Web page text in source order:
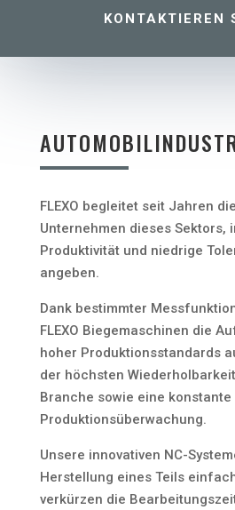
KONTAKTIEREN
FLEXO begleitet seit Jahren
Unternehmen dieses Sektors,
Produktivität und niedrige
angeben.
Dank bestimmter
FLEXO Biegemaschinen die
hoher Produktionsstandards
der höchsten
Branche sowie eine konstante
Produktionsüberwachung.
Unsere innovativen NC-
Herstellung eines Teils
verkürzen die